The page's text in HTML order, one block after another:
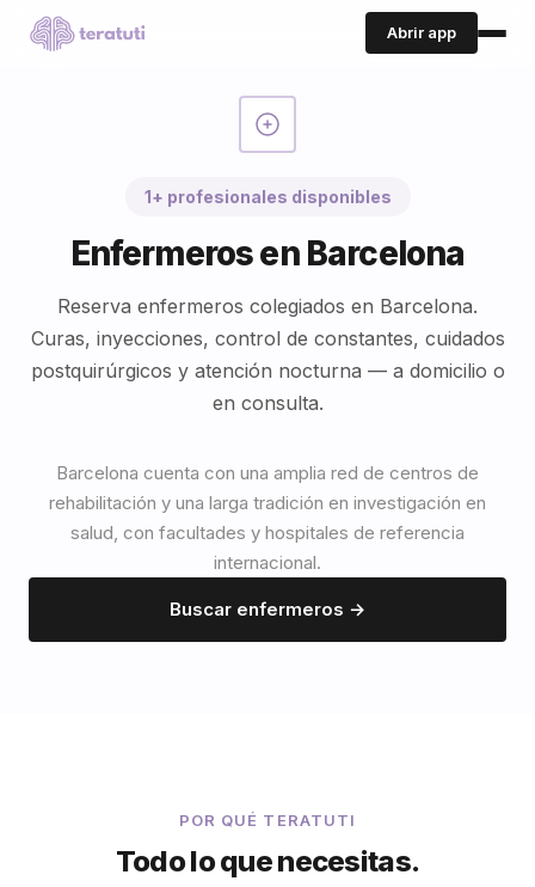
Abrir app
1+ profesionales disponibles
Enfermeros en Barcelona
Reserva enfermeros colegiados en Barcelona.
Curas, inyecciones, control de constantes, cuidados
postquirúrgicos y atención nocturna — a domicilio o
en consulta.
Barcelona cuenta con una amplia red de centros de
rehabilitación y una larga tradición en investigación en
salud, con facultades y hospitales de referencia
internacional.
Buscar enfermeros →
POR QUÉ TERATUTI
Todo lo que necesitas.